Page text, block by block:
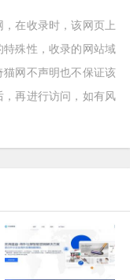
，在收录时，该网页上
殊性，收录的网站域
网不声明也不保证该
再进行访问，如有风